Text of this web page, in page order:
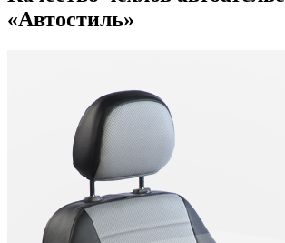
«Автостиль»